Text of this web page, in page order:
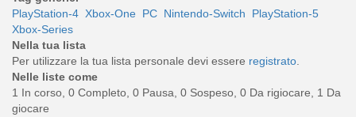
PlayStation-4 Xbox-One PC Nintendo-Switch
PlayStation-5
Xbox-Series
Nella tua lista
Per utilizzare la tua lista personale devi essere registrato.
Nelle liste come
1 In corso, 0 Completo, 0 Pausa, 0 Sospeso, 0 Da rigiocare, 1 Da
giocare